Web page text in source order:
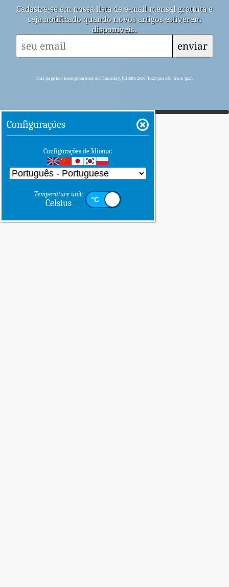
Cadastre-se em nossa lista de e-mail mensal gratuita e
seja notificado quando novos artigos estiverem
disponíveis.
enviar
This page has been generated on Thursday, Jul 30th 2026, 19:29 pm CST from jp2n
Configurações
Configurações de Idioma:
Temperature unit:
Celsius